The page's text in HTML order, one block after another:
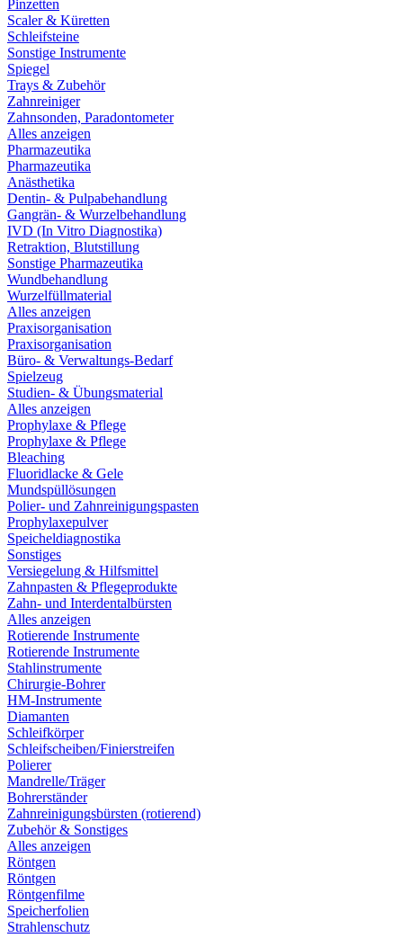
Pinzetten
Scaler & Küretten
Schleifsteine
Sonstige Instrumente
Spiegel
Trays & Zubehör
Zahnreiniger
Zahnsonden, Paradontometer
Alles anzeigen
Pharmazeutika
Pharmazeutika
Anästhetika
Dentin- & Pulpabehandlung
Gangrän- & Wurzelbehandlung
IVD (In Vitro Diagnostika)
Retraktion, Blutstillung
Sonstige Pharmazeutika
Wundbehandlung
Wurzelfüllmaterial
Alles anzeigen
Praxisorganisation
Praxisorganisation
Büro- & Verwaltungs-Bedarf
Spielzeug
Studien- & Übungsmaterial
Alles anzeigen
Prophylaxe & Pflege
Prophylaxe & Pflege
Bleaching
Fluoridlacke & Gele
Mundspüllösungen
Polier- und Zahnreinigungspasten
Prophylaxepulver
Speicheldiagnostika
Sonstiges
Versiegelung & Hilfsmittel
Zahnpasten & Pflegeprodukte
Zahn- und Interdentalbürsten
Alles anzeigen
Rotierende Instrumente
Rotierende Instrumente
Stahlinstrumente
Chirurgie-Bohrer
HM-Instrumente
Diamanten
Schleifkörper
Schleifscheiben/Finierstreifen
Polierer
Mandrelle/Träger
Bohrerständer
Zahnreinigungsbürsten (rotierend)
Zubehör & Sonstiges
Alles anzeigen
Röntgen
Röntgen
Röntgenfilme
Speicherfolien
Strahlenschutz